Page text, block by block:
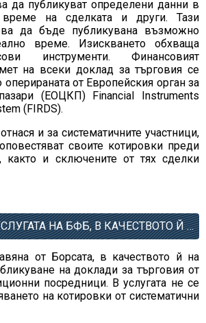
да публикуват определени данни в
на сделката и други. Тази
да бъде публикувана възможно
време. Изискването обхваща
инструменти. Финансовият
на всеки доклад за търговия се
от Европейския орган за
(ЕОЦКП) Financial Instruments
(FIRDS).
и за систематичните участници,
своите котировки преди
както и сключените от тях сделки
ОПИСАНИЕ НА УСЛУГАТА НА БФБ, В КАЧЕСТВОТО Й НА ОМП
от Борсата, в качеството й на
на доклади за търговия от
посредници. В услугата не се
на котировки от систематични